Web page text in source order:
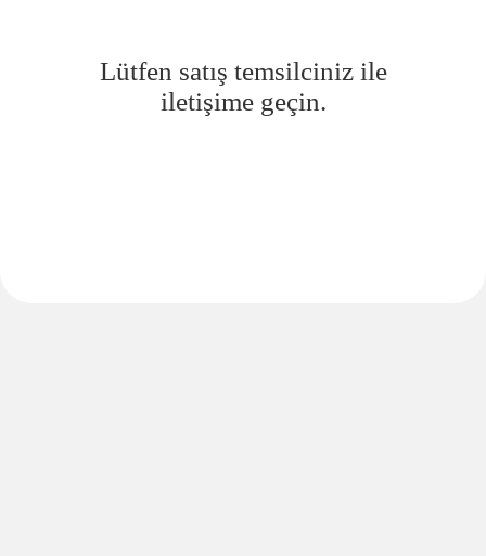
Lütfen satış temsilciniz ile
iletişime geçin.